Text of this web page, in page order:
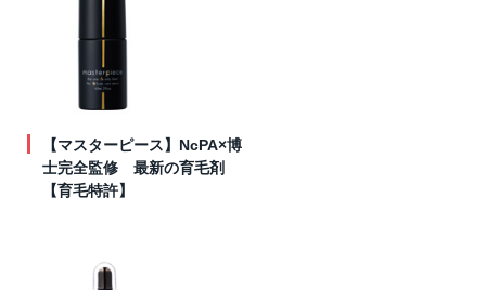
【マスターピース】NcPA×博
士完全監修 最新の育毛剤
【育毛特許】